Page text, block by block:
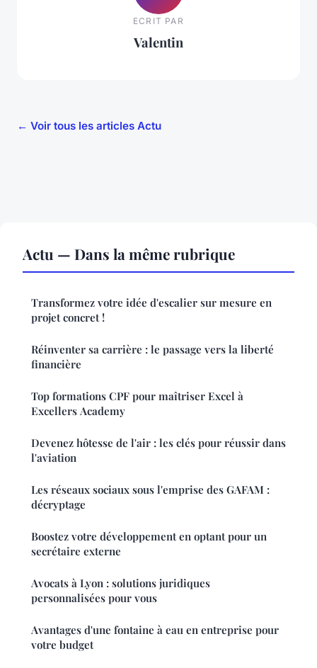
ECRIT PAR
Valentin
← Voir tous les articles Actu
Actu — Dans la même rubrique
Transformez votre idée d'escalier sur mesure en
projet concret !
Réinventer sa carrière : le passage vers la liberté
financière
Top formations CPF pour maîtriser Excel à
Excellers Academy
Devenez hôtesse de l'air : les clés pour réussir dans
l'aviation
Les réseaux sociaux sous l'emprise des GAFAM :
décryptage
Boostez votre développement en optant pour un
secrétaire externe
Avocats à Lyon : solutions juridiques
personnalisées pour vous
Avantages d'une fontaine à eau en entreprise pour
votre budget